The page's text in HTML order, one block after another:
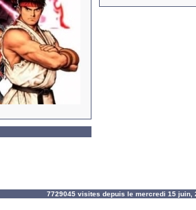
7729045 visites depuis le mercredi 15